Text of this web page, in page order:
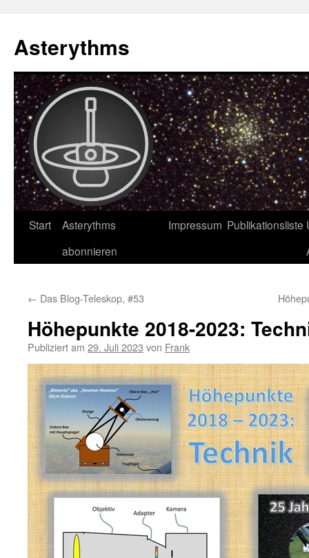
Asterythms
Zum
Start
Asterythms
abonnieren
Impressum Publikationsliste
← Das Blog-Teleskop, #53
Höhepunkte 2018-2023:
Publiziert am 29. Juli 2023 von Frank